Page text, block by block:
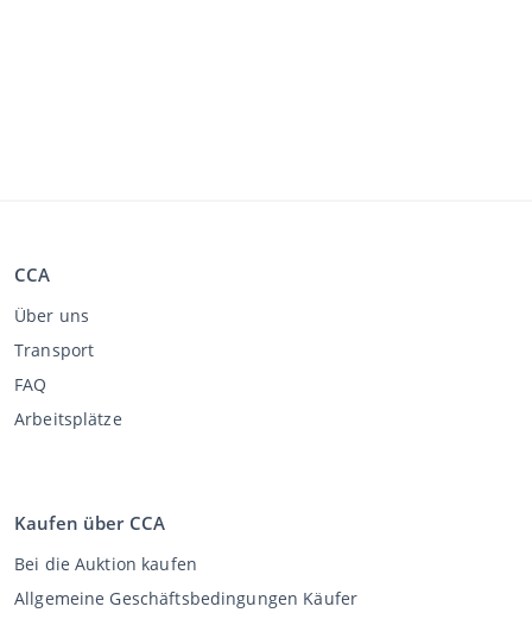
CCA
Über uns
Transport
FAQ
Arbeitsplätze
Kaufen über CCA
Bei die Auktion kaufen
Allgemeine Geschäftsbedingungen Käufer